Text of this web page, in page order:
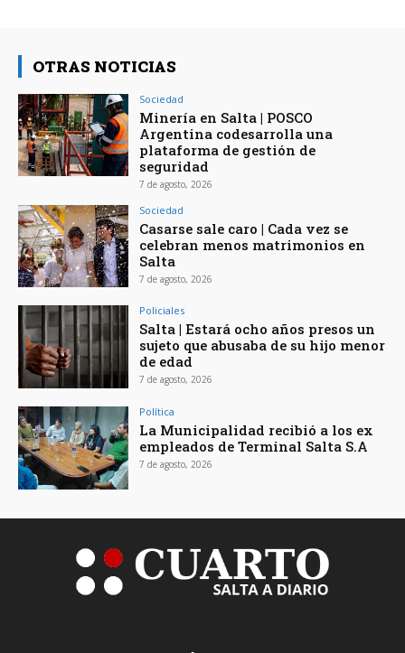
OTRAS NOTICIAS
Sociedad
Minería en Salta | POSCO
Argentina codesarrolla una
plataforma de gestión de
seguridad
7 de agosto, 2026
Sociedad
Casarse sale caro | Cada vez se
celebran menos matrimonios en
Salta
7 de agosto, 2026
Policiales
Salta | Estará ocho años presos un
sujeto que abusaba de su hijo menor
de edad
7 de agosto, 2026
Política
La Municipalidad recibió a los ex
empleados de Terminal Salta S.A
7 de agosto, 2026